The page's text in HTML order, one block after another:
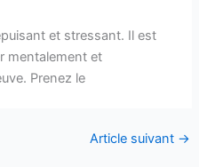
et stressant. Il est
mentalement et
Prenez le
Article suivant →